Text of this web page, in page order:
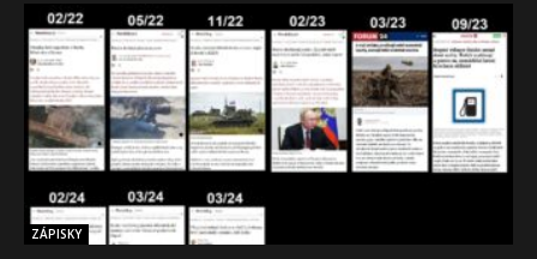
ZÁPISKY